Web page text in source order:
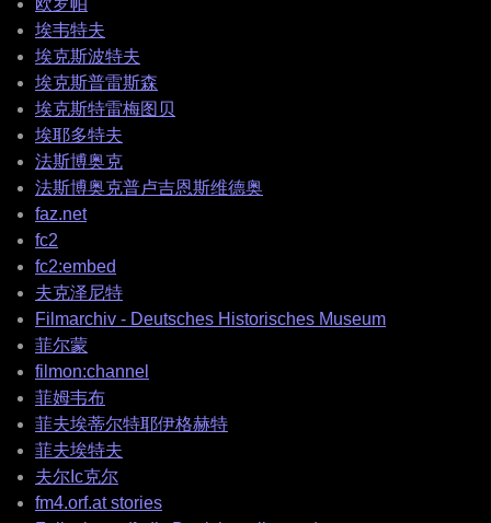
欧罗帕
埃韦特夫
埃克斯波特夫
埃克斯普雷斯森
埃克斯特雷梅图贝
埃耶多特夫
法斯博奥克
法斯博奥克普卢吉恩斯维德奥
faz.net
fc2
fc2:embed
夫克泽尼特
Filmarchiv - Deutsches Historisches Museum
菲尔蒙
filmon:channel
菲姆韦布
菲夫埃蒂尔特耶伊格赫特
菲夫埃特夫
夫尔Ic克尔
fm4.orf.at stories